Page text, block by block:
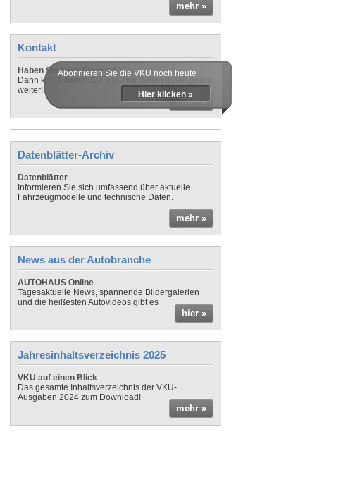
mehr »
Kontakt
Haben Sie noch Fragen?
Dann kontaktieren Sie uns - wir helfen Ihnen gerne
weiter!
mehr »
Abonnieren Sie die VKU noch heute
Hier klicken »
Datenblätter-Archiv
Datenblätter
Informieren Sie sich umfassend über aktuelle
Fahrzeugmodelle und technische Daten.
mehr »
News aus der Autobranche
AUTOHAUS Online
Tagesaktuelle News, spannende Bildergalerien
und die heißesten Autovideos gibt es
hier »
Jahresinhaltsverzeichnis 2025
VKU auf einen Blick
Das gesamte Inhaltsverzeichnis der VKU-
Ausgaben 2024 zum Download!
mehr »